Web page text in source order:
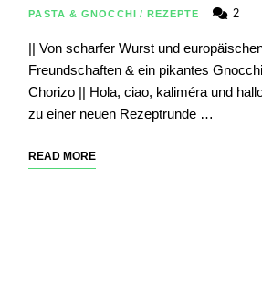
PASTA & GNOCCHI / REZEPTE 2
|| Von scharfer Wurst und
Freundschaften & ein pikantes
Chorizo || Hola, ciao, kaliméra und
zu einer neuen Rezeptrunde …
READ MORE